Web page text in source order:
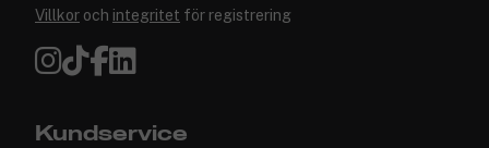
Villkor och integritet för registrering
Kundservice